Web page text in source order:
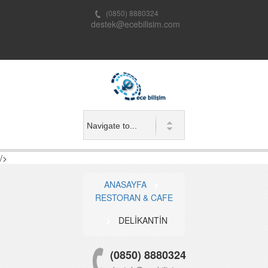
(0850) 8880324
destek@ecebilisim.com
/>
ANASAYFA
RESTORAN & CAFE
DELİKANTİN
(0850) 8880324